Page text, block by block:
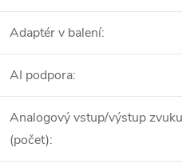
Adaptér v balení:
AI podpora:
Analogový vstup/výstup zvuku
(počet):